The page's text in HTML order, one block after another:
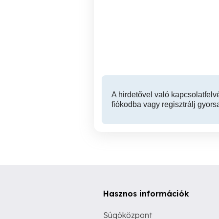
A hirdetővel való
fiókodba vagy regisztrálj
Hasznos információk
Súgóközpont